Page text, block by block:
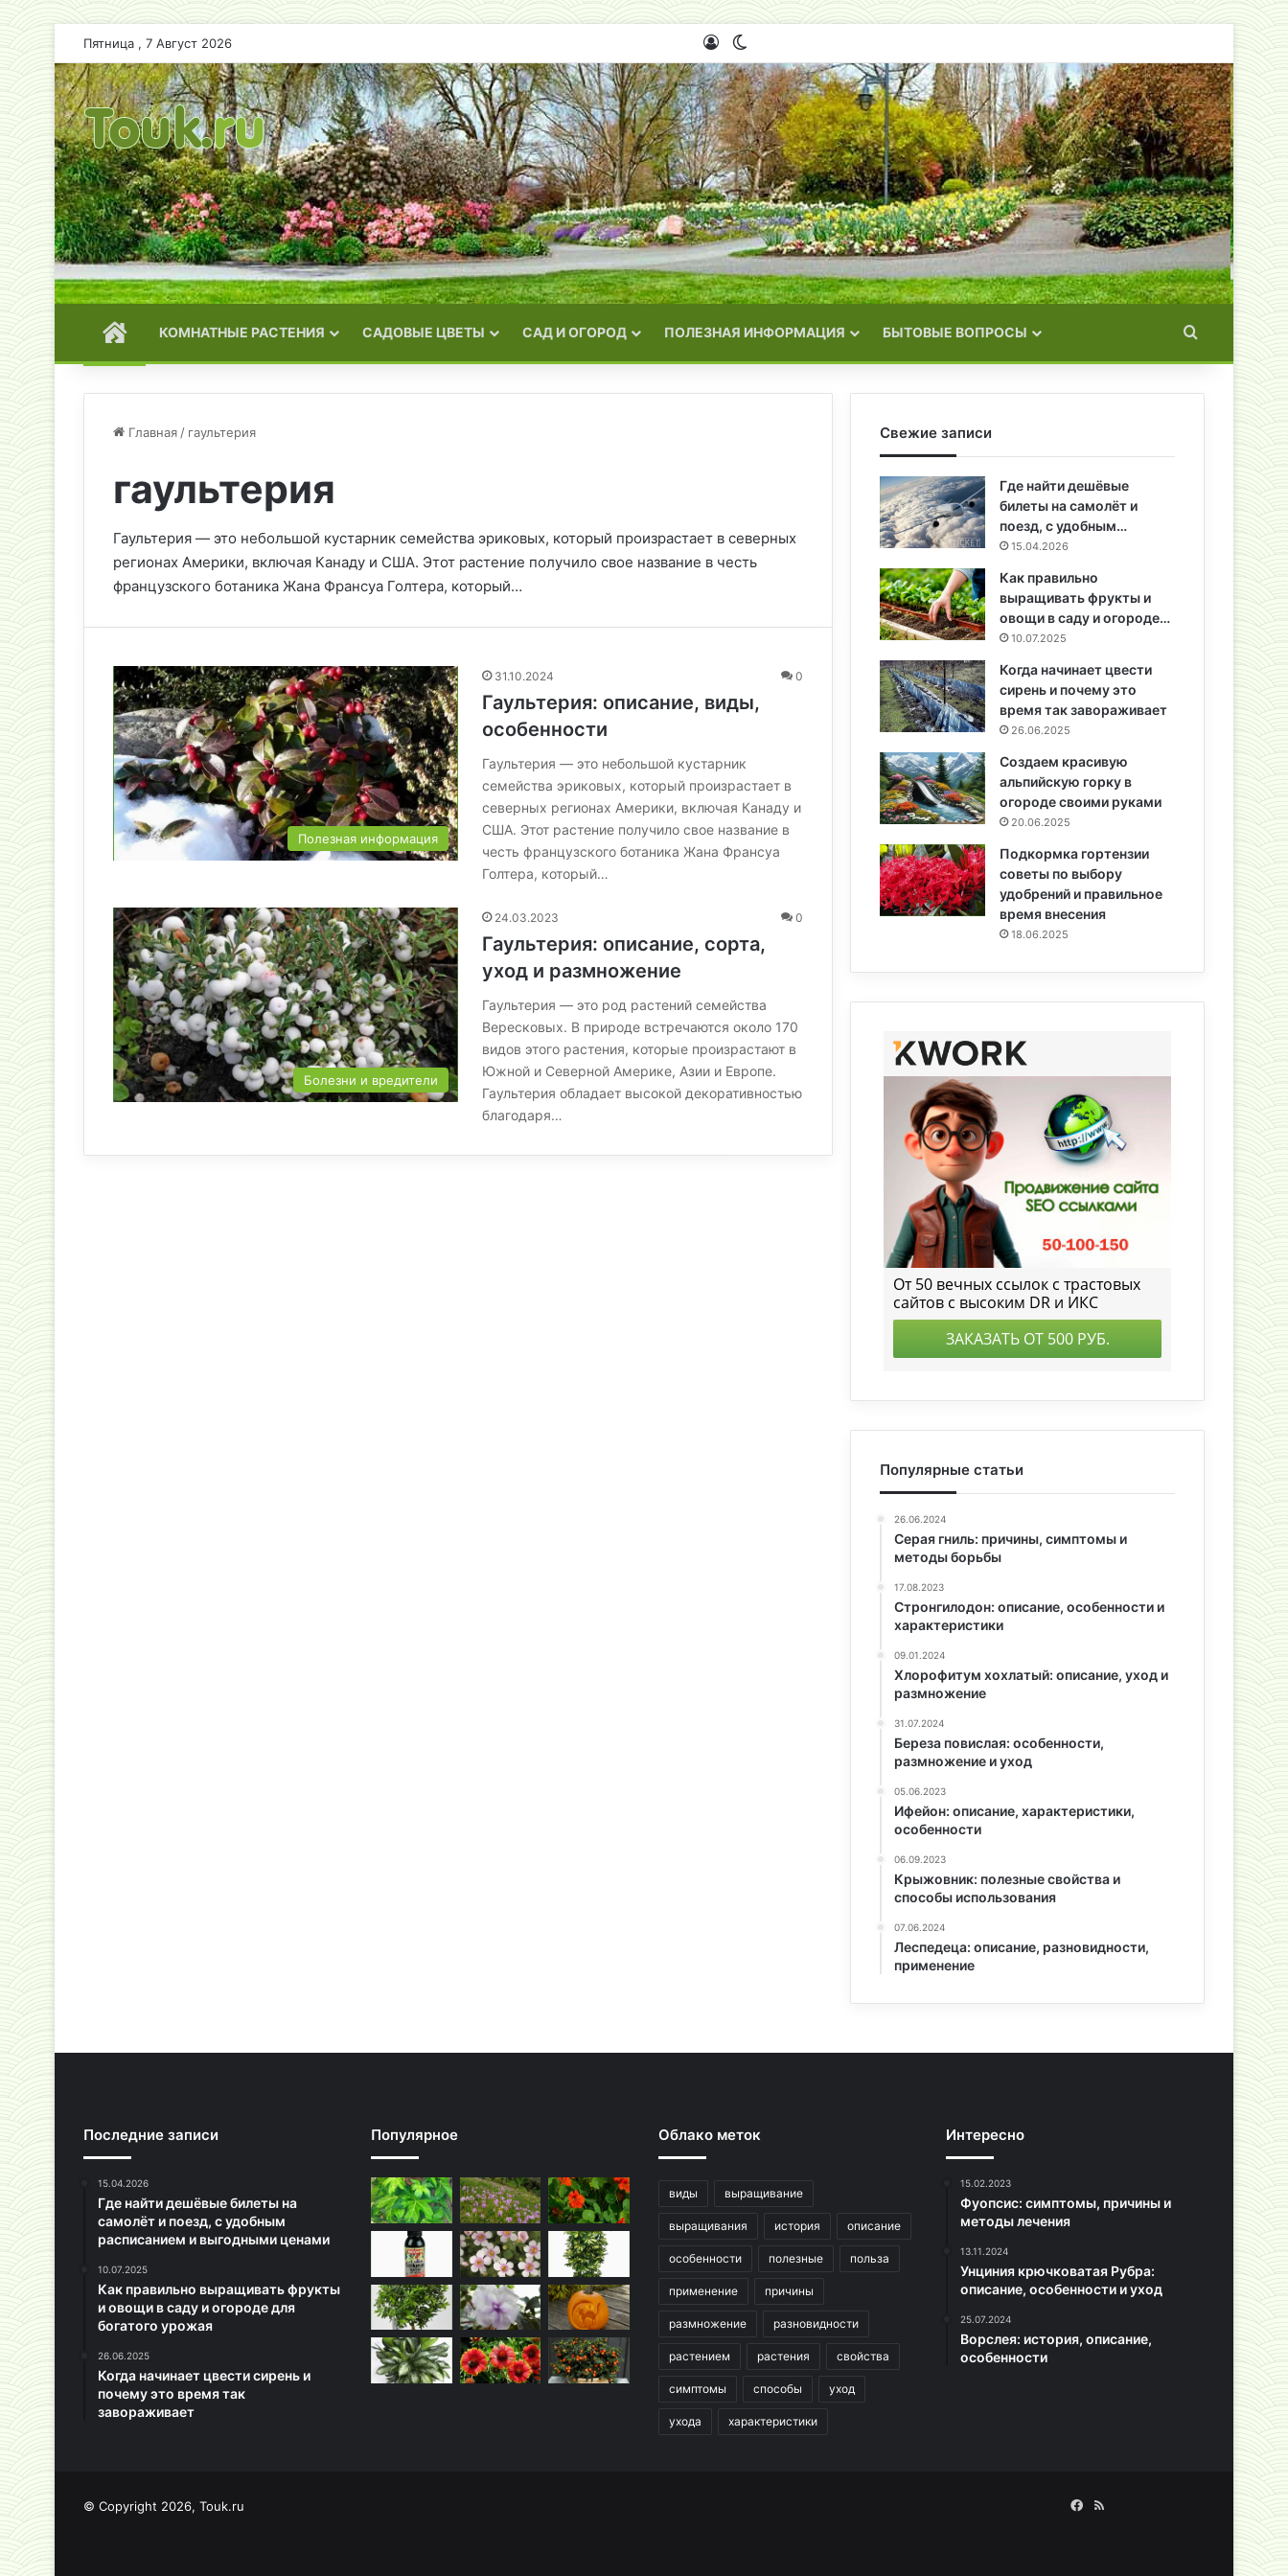
Пятница , 7 Август 2026 Войти
ГЛАВНАЯКОМНАТНЫЕ РАСТЕНИЯ САДОВЫЕ ЦВЕТЫ САД И ОГОРОД ПОЛЕЗНАЯ ИНФОРМАЦИЯ БЫТОВЫЕ ВОПРОСЫ Искать
Главная / гаультерия
гаультерия
Гаультерия — это небольшой кустарник семейства эриковых, который произрастает в северных
регионах Америки, включая Канаду и США. Этот растение получило свое название в честь
французского ботаника Жана Франсуа Голтера, который…
Полезная информация
31.10.2024 0
Гаультерия: описание, виды,
особенности
Гаультерия — это небольшой кустарник
семейства эриковых, который произрастает в
северных регионах Америки, включая Канаду и
США. Этот растение получило свое название в
честь французского ботаника Жана Франсуа
Голтера, который…
Болезни и вредители
24.03.2023 0
Гаультерия: описание, сорта,
уход и размножение
Гаультерия — это род растений семейства
Вересковых. В природе встречаются около 170
видов этого растения, которые произрастают в
Южной и Северной Америке, Азии и Европе.
Гаультерия обладает высокой декоративностью
благодаря…
Свежие записи
Где найти дешёвые
билеты на самолёт и
поезд, с удобным…
15.04.2026
Как правильно
выращивать фрукты и
овощи в саду и огороде…
10.07.2025
Когда начинает цвести
сирень и почему это
время так завораживает
26.06.2025
Создаем красивую
альпийскую горку в
огороде своими руками
20.06.2025
Подкормка гортензии
советы по выбору
удобрений и правильное
время внесения
18.06.2025
Популярные статьи
26.06.2024
Серая гниль: причины, симптомы и
методы борьбы
17.08.2023
Стронгилодон: описание, особенности и
характеристики
09.01.2024
Хлорофитум хохлатый: описание, уход и
размножение
31.07.2024
Береза повислая: особенности,
размножение и уход
05.06.2023
Ифейон: описание, характеристики,
особенности
06.09.2023
Крыжовник: полезные свойства и
способы использования
07.06.2024
Леспедеца: описание, разновидности,
применение
Последние записи
15.04.2026
Где найти дешёвые билеты на
самолёт и поезд, с удобным
расписанием и выгодными ценами
10.07.2025
Как правильно выращивать фрукты
и овощи в саду и огороде для
богатого урожая
26.06.2025
Когда начинает цвести сирень и
почему это время так
завораживает
Популярное Облако меток
виды выращивание
выращивания история описание
особенности полезные польза
применение причины
размножение разновидности
растением растения свойства
симптомы способы уход
ухода характеристики
Интересно
15.02.2023
Фуопсис: симптомы, причины и
методы лечения
13.11.2024
Унциния крючковатая Рубра:
описание, особенности и уход
25.07.2024
Ворслея: история, описание,
особенности
© Copyright 2026, Touk.ru Facebook